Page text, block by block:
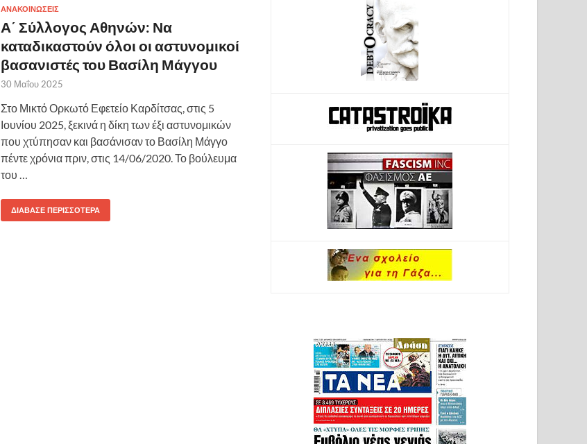
ΑΝΑΚΟΙΝΩΣΕΙΣ
Α΄ Σύλλογος Αθηνών: Να
καταδικαστούν όλοι οι αστυνομικοί
βασανιστές του Βασίλη Μάγγου
30 Μαΐου 2025
Στο Μικτό Ορκωτό Εφετείο Καρδίτσας, στις 5
Ιουνίου 2025, ξεκινά η δίκη των έξι αστυνομικών
που χτύπησαν και βασάνισαν το Βασίλη Μάγγο
πέντε χρόνια πριν, στις 14/06/2020. Το βούλευμα
του …
ΔΙΆΒΑΣΕ ΠΕΡΙΣΣΌΤΕΡΑ